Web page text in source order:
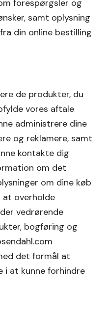
forespørgsler og
samt oplysning
din online bestilling
de produkter, du
vores aftale
administrere dine
og reklamere, samt
kontakte dig
om det
om dine køb
at overholde
vedrørende
bogføring og
det formål at
i at kunne forhindre